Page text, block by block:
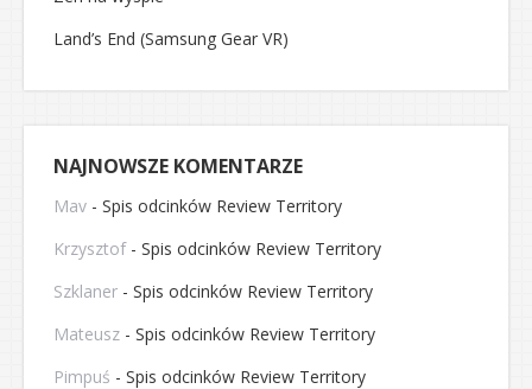
Land’s End (Samsung Gear VR)
NAJNOWSZE KOMENTARZE
Mav - Spis odcinków Review Territory
Krzysztof- Spis odcinków Review Territory
Szklaner - Spis odcinków Review Territory
Mateusz - Spis odcinków Review Territory
Pimpuś - Spis odcinków Review Territory